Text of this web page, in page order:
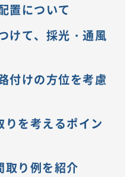
置について
けて、採光・通風
付けの方位を考慮
を考えるポイン
り例を紹介